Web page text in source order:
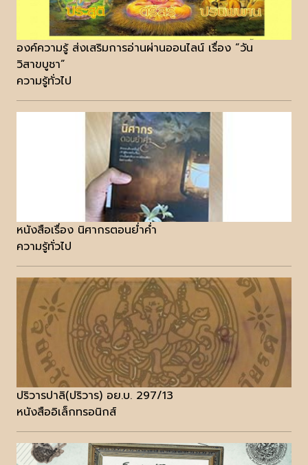
องค์ความรู้ ส่งเสริมการอ่านผ่านออนไลน์ เรื่อง “วัน
วิสาขบูชา”
ความรู้ทั่วไป
หนังสือเรื่อง นิศากรตอนย่ำค่ำ
ความรู้ทั่วไป
ปริวารปาลิ(ปริวาร) อย.บ. 297/13
หนังสืออิเล็กทรอนิกส์